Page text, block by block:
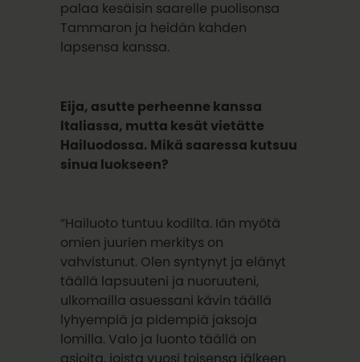
palaa kesäisin saarelle puolisonsa
Tammaron ja heidän kahden
lapsensa kanssa.
Eija, asutte perheenne kanssa
Italiassa, mutta kesät vietätte
Hailuodossa. Mikä saaressa kutsuu
sinua luokseen?
“Hailuoto tuntuu kodilta. Iän myötä
omien juurien merkitys on
vahvistunut. Olen syntynyt ja elänyt
täällä lapsuuteni ja nuoruuteni,
ulkomailla asuessani kävin täällä
lyhyempiä ja pidempiä jaksoja
lomilla. Valo ja luonto täällä on
asioita, joista vuosi toisensa jälkeen